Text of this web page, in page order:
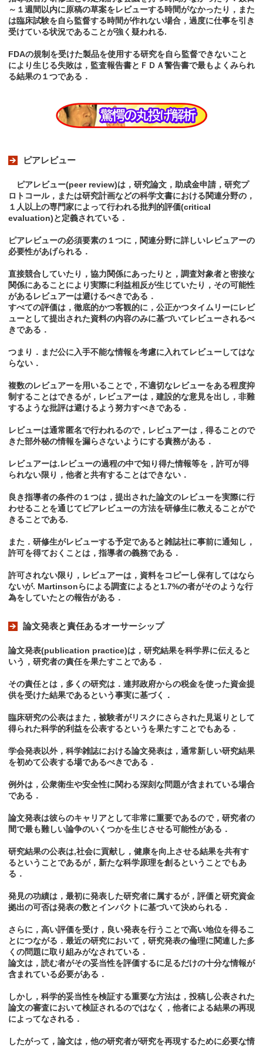
～１週間以内に原稿の草案をレビューする時間がなかったり，また
は臨床試験を自ら監督する時間が作れない場合，過度に仕事を引き
受けている状況であることが強く疑われる.
FDAの規制を受けた製品を使用する研究を自ら監督できないこと
により生じる失敗は，監査報告書とＦＤＡ警告書で最もよくみられ
る結果の１つである．
ピアレビュー
ピアレビュー(peer review)は，研究論文，助成金申請，研究プ
ロトコール，または研究計画などの科学文書における関連分野の，
１人以上の専門家によって行われる批判的評価(critical
evaluation)と定義されている．
ピアレビューの必須要素の１つに，関連分野に詳しいレビュアーの
必要性があげられる．
直接競合していたり，協力関係にあったりと，調査対象者と密接な
関係にあることにより実際に利益相反が生じていたり，その可能性
があるレビュアーは避けるべきである．
すべての評価は，徹底的かつ客観的に，公正かつタイムリーにレビ
ューとして提出された資料の内容のみに基づいてレビューされるべ
きである．
つまり．まだ公に入手不能な情報を考慮に入れてレビューしてはな
らない．
複数のレビュアーを用いることで，不適切なレビューをある程度抑
制することはできるが，レビュアーは，建設的な意見を出し，非難
するような批評は避けるよう努力すべきである．
レビューは通常匿名で行われるので，レビュアーは，得ることので
きた部外秘の情報を漏らさないようにする責務がある．
レビュアーは.レビューの過程の中で知り得た情報等を，許可が得
られない限り，他者と共有することはできない．
良き指導者の条件の１つは，提出された論文のレビューを実際に行
わせることを通じてピアレビューの方法を研修生に教えることがで
きることである.
また．研修生がレビューする予定であると雑誌社に事前に通知し，
許可を得ておくことは，指導者の義務である．
許可されない限り，レビュアーは，資料をコピーし保有してはなら
ないが. Martinsonらによる調査によると1.7%の者がそのような行
為をしていたとの報告がある．
論文発表と責任あるオーサーシップ
論文発表(publication practice)は，研究結果を科学界に伝えると
いう，研究者の責任を果たすことである．
その責任とは，多くの研究は．連邦政府からの税金を使った資金提
供を受けた結果であるという事実に基づく．
臨床研究の公表はまた，被験者がリスクにさらされた見返りとして
得られた科学的利益を公表するというを果たすことでもある．
学会発表以外，科学雑誌における論文発表は，通常新しい研究結果
を初めて公表する場であるべきである．
例外は，公衆衛生や安全性に関わる深刻な問題が含まれている場合
である．
論文発表は彼らのキャリアとして非常に重要であるので，研究者の
間で最も難しい論争のいくつかを生じさせる可能性がある．
研究結果の公表は,社会に貢献し，健康を向上させる結果を共有す
るということであるが，新たな科学原理を創るということでもあ
る．
発見の功績は，最初に発表した研究者に属するが，評価と研究資金
拠出の可否は発表の数とインパクトに基づいて決められる．
さらに，高い評価を受け，良い発表を行うことで高い地位を得るこ
とにつながる．最近の研究において，研究発表の倫理に関連した多
くの問題に取り組みがなされている．
論文は，読む者がその妥当性を評価するに足るだけの十分な情報が
含まれている必要がある．
しかし，科学的妥当性を検証する重要な方法は，投稿し公表された
論文の審査において検証されるのではなく，他者による結果の再現
によってなされる．
したがって，論文は，他の研究者が研究を再現するために必要な情